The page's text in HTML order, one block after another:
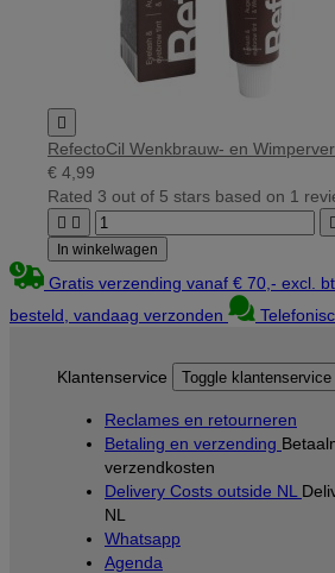

RefectoCil Wenkbrauw- en
€ 4,99
Rated 3 out of 5 stars based on 1
 
In winkelwagen
Gratis verzending vanaf € 70,- excl.
besteld, vandaag verzonden
Klantenservice Toggle
Reclames en retourneren
Betaling en verzending
verzendkosten
Delivery Costs outside NL
NL
Whatsapp
Agenda